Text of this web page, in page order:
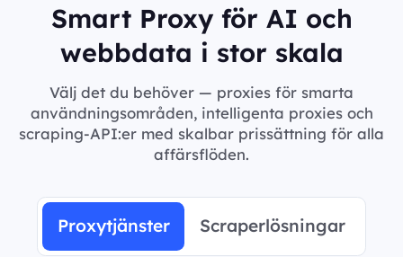
Smart Proxy för AI och
webbdata i stor skala
Välj det du behöver — proxies för smarta
användningsområden, intelligenta proxies och
scraping-API:er med skalbar prissättning för alla
affärsflöden.
Proxytjänster Scraperlösningar